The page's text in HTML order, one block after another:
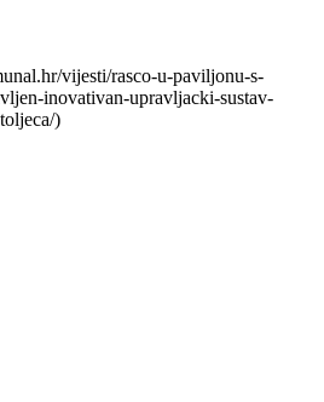
vijesti/rasco-u-paviljonu-s-
inovativan-upravljacki-sustav-
)